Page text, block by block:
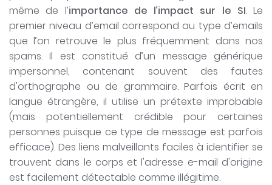
même de l’importance de l’impact sur le SI. Le
premier niveau d’email correspond au type d’emails
que l’on retrouve le plus fréquemment dans nos
spams. Il est constitué d’un message générique
impersonnel, contenant souvent des fautes
d'orthographe ou de grammaire. Parfois écrit en
langue étrangère, il utilise un prétexte improbable
(mais potentiellement crédible pour certaines
personnes puisque ce type de message est parfois
efficace). Des liens malveillants faciles à identifier se
trouvent dans le corps et l'adresse e-mail d'origine
est facilement détectable comme illégitime.